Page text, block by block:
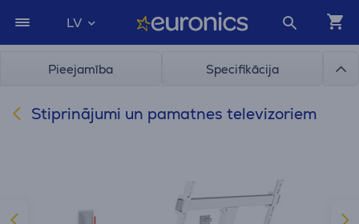
LV
Pieejamība Specifikācija
Stiprinājumi un pamatnes televizoriem